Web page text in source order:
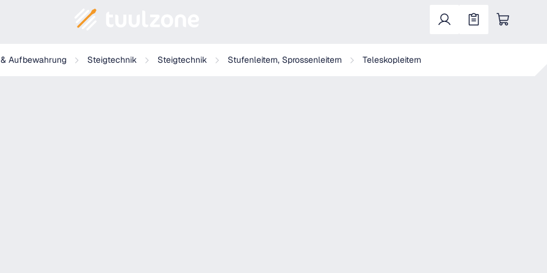
Warenkorb enthält 0 Positionen. Der
Aufbewahrung Steigtechnik Steigtechnik Stufenleitern, Sprossenleitern Teleskopleitern